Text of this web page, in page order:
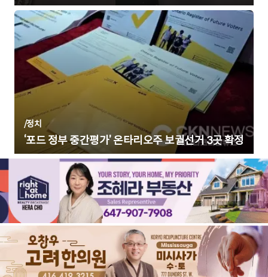
/정치
‘포드 정부 중간평가’ 온타리오주 보궐선거 3곳 확정